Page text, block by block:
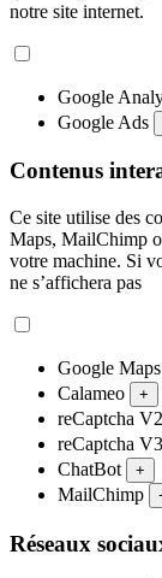
notre site internet.
Google
Google Ads
Contenus
Ce site utilise des
Maps, MailChimp
votre machine. Si
ne s’affichera pas
Google Maps
Calameo +
reCaptcha V2
reCaptcha V3
ChatBot +
MailChimp
Réseaux